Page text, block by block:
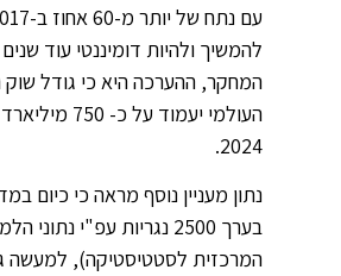
להמשיך ולהיות דומיננטי עוד
המחקר, ההערכה היא כי גודל שוק
העולמי יעמוד
2024.
נתון מעניין נוסף מראה כי כיום
בערך 2500 נגריות עפ"י
המרכזית לסטטיסטיקה), למעשה